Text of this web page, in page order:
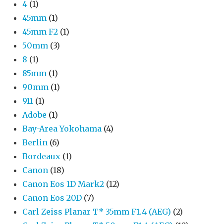
4 (1)
45mm (1)
45mm F2 (1)
50mm (3)
8 (1)
85mm (1)
90mm (1)
911 (1)
Adobe (1)
Bay-Area Yokohama (4)
Berlin (6)
Bordeaux (1)
Canon (18)
Canon Eos 1D Mark2 (12)
Canon Eos 20D (7)
Carl Zeiss Planar T* 35mm F1.4 (AEG) (2)